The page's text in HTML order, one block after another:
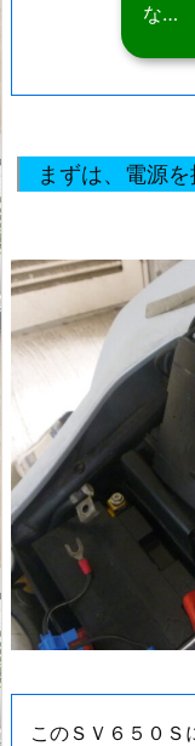
な…
まずは、電源
このＳＶ６５０Ｓ